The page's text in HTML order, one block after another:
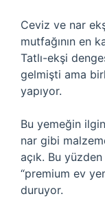
Ceviz ve nar
mutfağının en
Tatlı-ekşi
gelmişti ama
yapıyor.
Bu yemeğin
nar gibi
açık. Bu
“premium ev
duruyor.